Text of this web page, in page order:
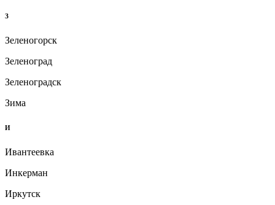
З
Зеленогорск
Зеленоград
Зеленоградск
Зима
И
Ивантеевка
Инкерман
Иркутск